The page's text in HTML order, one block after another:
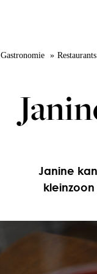
Gastronomie Restaurants
Janine